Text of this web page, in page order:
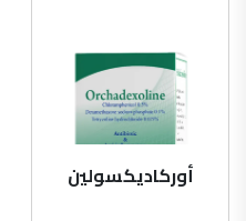
أوركاديكسولين